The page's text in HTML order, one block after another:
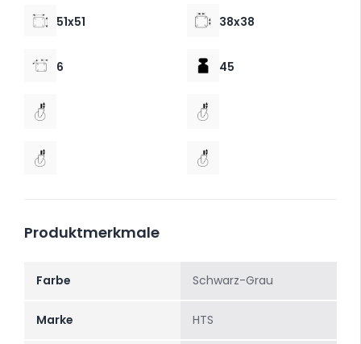
51x51 38x38
6 45
Produktmerkmale
Farbe Schwarz-Grau
Marke HTS